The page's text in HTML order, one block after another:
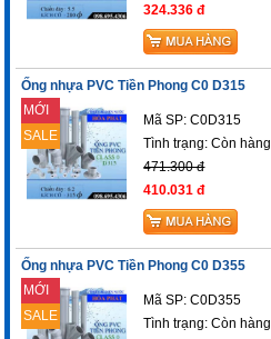
324.336 đ
Ống nhựa PVC Tiền Phong C0 D315
MỚI
SALE
Mã SP: C0D315
Tình trạng:Còn hàng
471.300 đ
410.031 đ
Ống nhựa PVC Tiền Phong C0 D355
MỚI
SALE
Mã SP: C0D355
Tình trạng:Còn hàng